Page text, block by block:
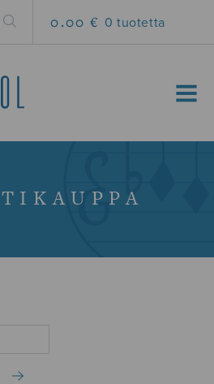
0.00 € 0 tuotetta
MENU